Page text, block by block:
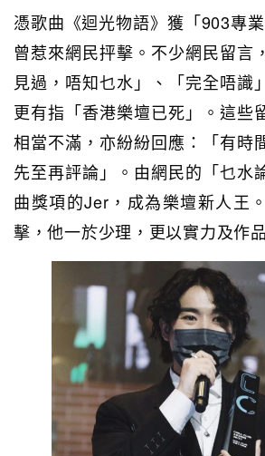
憑歌曲《迴光物語》獲「903專
曾惹來網民抨擊。 不少網民留言
見過，唔知乜水」、「完全唔識
更有指「香港樂壇已死」。這些
相當不滿，亦紛紛回應：「有時
先至再評論」。 由網民的「乜水
曲獎項的Jer，成為樂壇新人王
擊，他一於少理，更以實力及作